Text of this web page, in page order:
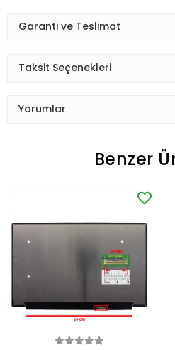
Garanti ve Teslimat
Taksit Seçenekleri
Yorumlar
Benzer